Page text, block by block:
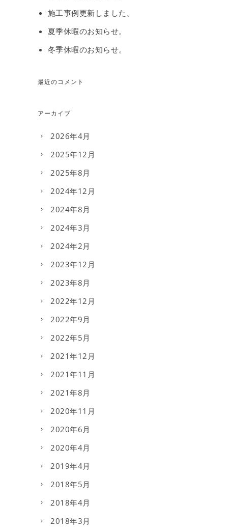
施工事例更新しました。
夏季休暇のお知らせ。
冬季休暇のお知らせ。
最近のコメント
アーカイブ
2026年4月
2025年12月
2025年8月
2024年12月
2024年8月
2024年3月
2024年2月
2023年12月
2023年8月
2022年12月
2022年9月
2022年5月
2021年12月
2021年11月
2021年8月
2020年11月
2020年6月
2020年4月
2019年4月
2018年5月
2018年4月
2018年3月